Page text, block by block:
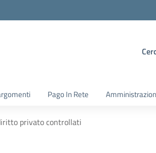
Pago In Rete
privato controllati